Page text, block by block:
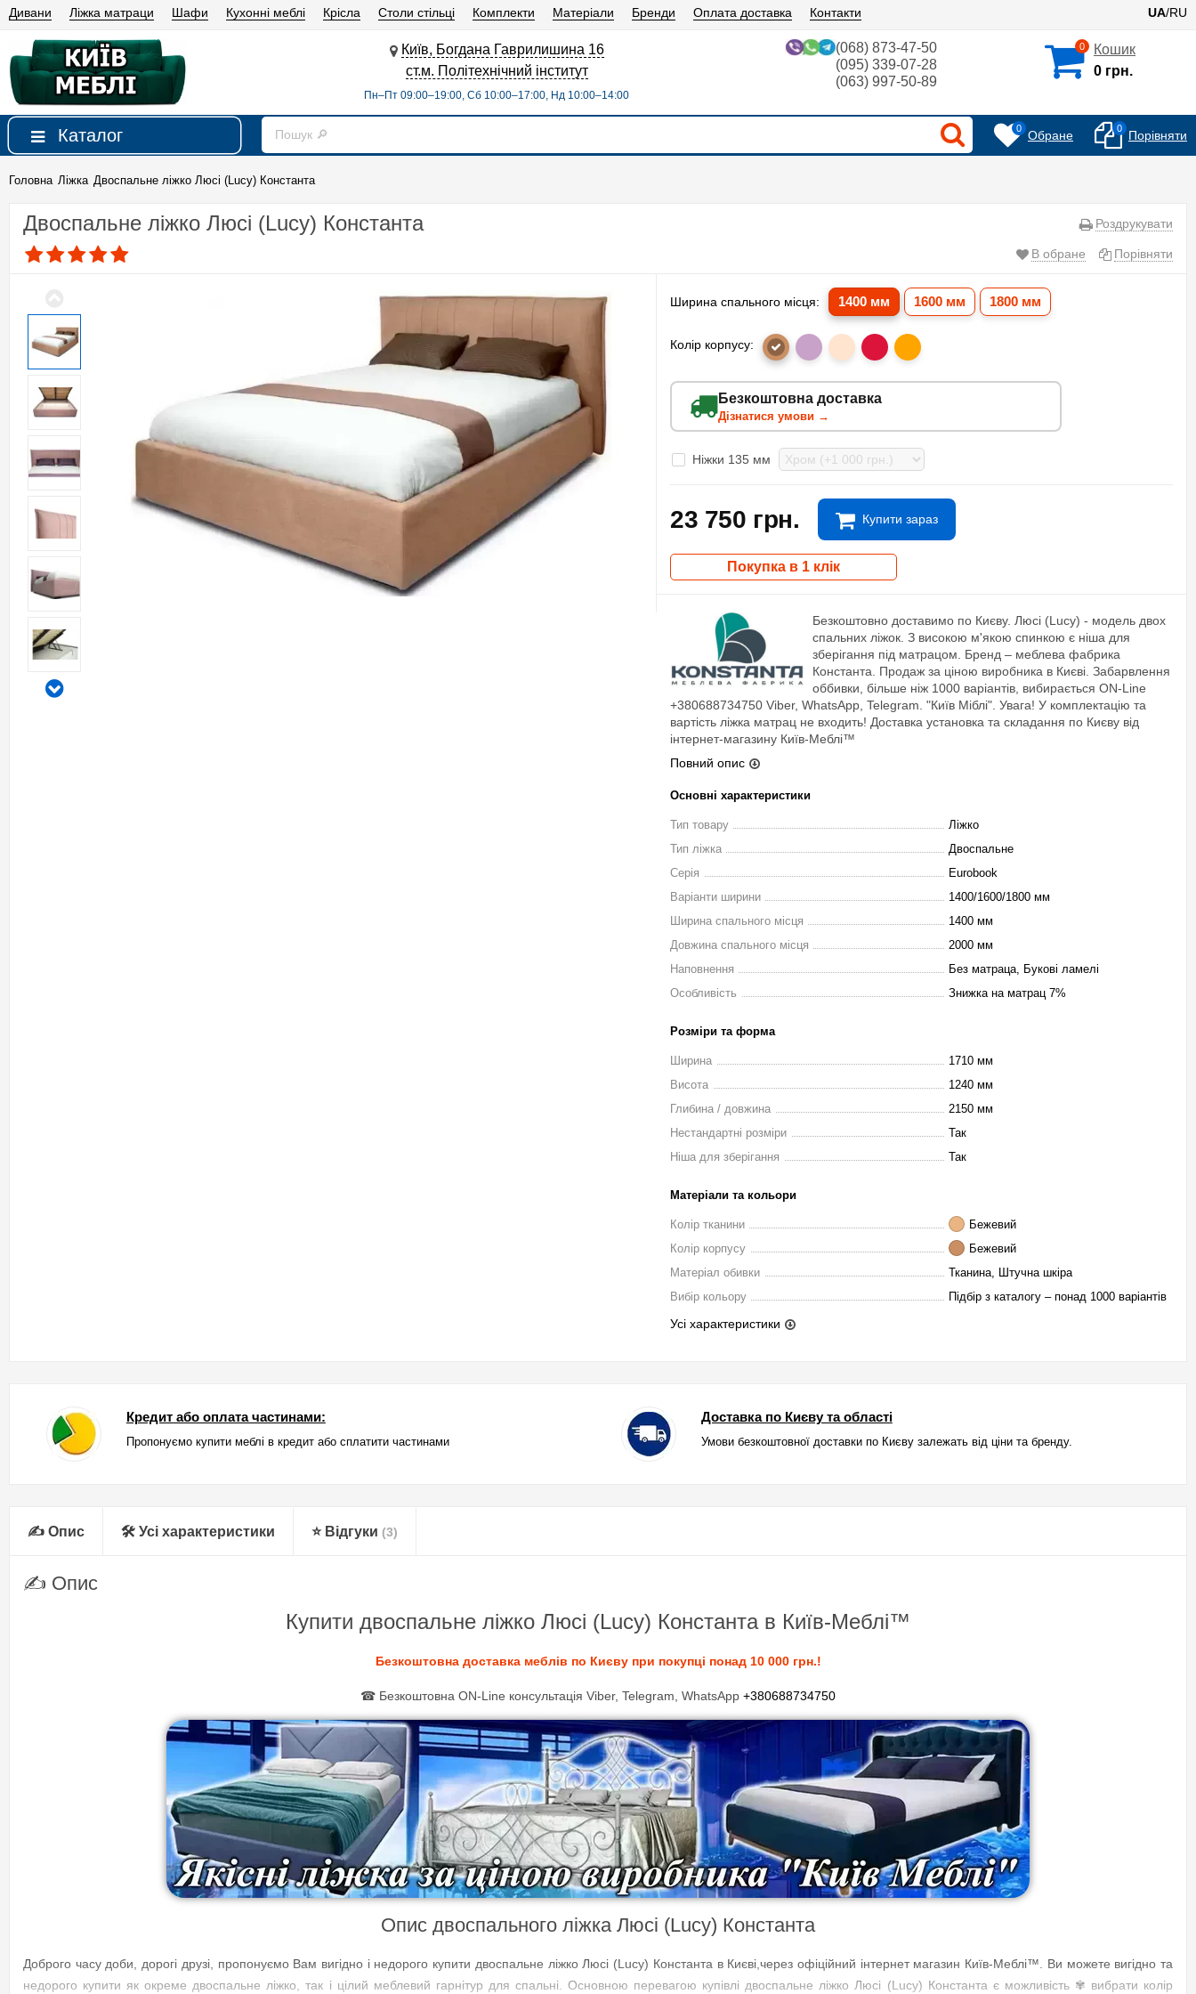
UA/RU
Дивани Ліжка матраци Шафи Кухонні меблі Крісла Столи стільці Комплекти Матеріали Бренди Оплата доставка Контакти
Київ, Богдана Гаврилишина 16
ст.м. Політехнічний інститут
Пн–Пт 09:00–19:00, Сб 10:00–17:00, Нд 10:00–14:00
(068) 873-47-50
(095) 339-07-28
(063) 997-50-89
0
Кошик
0 грн.
Каталог 0 Обране 0 Порівняти
Головна Ліжка Двоспальне ліжко Люсі (Lucy) Константа
Роздрукувати
Двоспальне ліжко Люсі (Lucy) Константа
В обране Порівняти
Ширина спального місця: 1400 мм 1600 мм 1800 мм
Колір корпусу:
Безкоштовна доставка
Дізнатися умови →
Ніжки 135 мм
23 750 грн. Купити зараз
Покупка в 1 клік
Безкоштовно доставимо по Києву. Люсі (Lucy) - модель двох
спальних ліжок. З високою м'якою спинкою є ніша для
зберігання під матрацом. Бренд – меблева фабрика
Константа. Продаж за ціною виробника в Києві. Забарвлення
оббивки, більше ніж 1000 варіантів, вибирається ON-Line
+380688734750 Viber, WhatsApp, Telegram. "Київ Міблі". Увага! У комплектацію та
вартість ліжка матрац не входить! Доставка установка та складання по Києву від
інтернет-магазину Київ-Меблі™
Повний опис
Основні характеристики
Тип товару
Ліжко
Тип ліжка
Двоспальне
Серія
Eurobook
Варіанти ширини
1400/1600/1800 мм
Ширина спального місця
1400 мм
Довжина спального місця
2000 мм
Наповнення
Без матраца, Букові ламелі
Особливість
Знижка на матрац 7%
Розміри та форма
Ширина
1710 мм
Висота
1240 мм
Глибина / довжина
2150 мм
Нестандартні розміри
Так
Ніша для зберігання
Так
Матеріали та кольори
Колір тканини
Бежевий
Колір корпусу
Бежевий
Матеріал обивки
Тканина, Штучна шкіра
Вибір кольору
Підбір з каталогу – понад 1000 варіантів
Усі характеристики
Кредит або оплата частинами:
Пропонуємо купити меблі в кредит або сплатити частинами
Доставка по Києву та області
Умови безкоштовної доставки по Києву залежать від ціни та бренду.
✍ Опис 🛠 Усі характеристики ⭐ Відгуки (3)
✍ Опис
Купити двоспальне ліжко Люсі (Lucy) Константа в Київ-Меблі™
Безкоштовна доставка меблів по Києву при покупці понад 10 000 грн.!
☎ Безкоштовна ON-Line консультація Viber, Telegram, WhatsApp +380688734750
Опис двоспального ліжка Люсі (Lucy) Константа
Доброго часу доби, дорогі друзі, пропонуємо Вам вигідно і недорого купити двоспальне ліжко Люсі (Lucy) Константа в Києві,через офіційний інтернет магазин Київ-Меблі™. Ви можете вигідно та
недорого купити як окреме двоспальне ліжко, так і цілий меблевий гарнітур для спальні. Основною перевагою купівлі двоспальне ліжко Люсі (Lucy) Константа є можливість ✾ вибрати колір